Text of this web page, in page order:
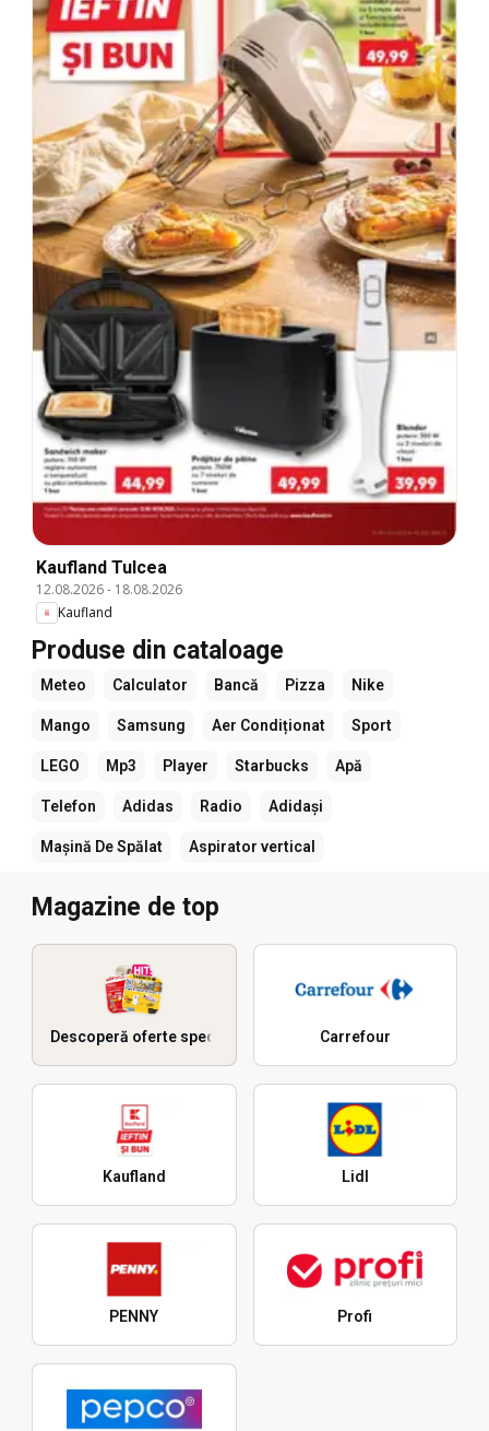
Kaufland Tulcea
12.08.2026- 18.08.2026
Kaufland
Produse din cataloage
Meteo Calculator Bancă Pizza Nike
Mango Samsung Aer Condiționat Sport
LEGO Mp3 Player Starbucks Apă
Telefon Adidas Radio Adidași
Mașină De Spălat Aspirator vertical
Magazine de top
Descoperă oferte speciale Carrefour
Kaufland Lidl
PENNY Profi